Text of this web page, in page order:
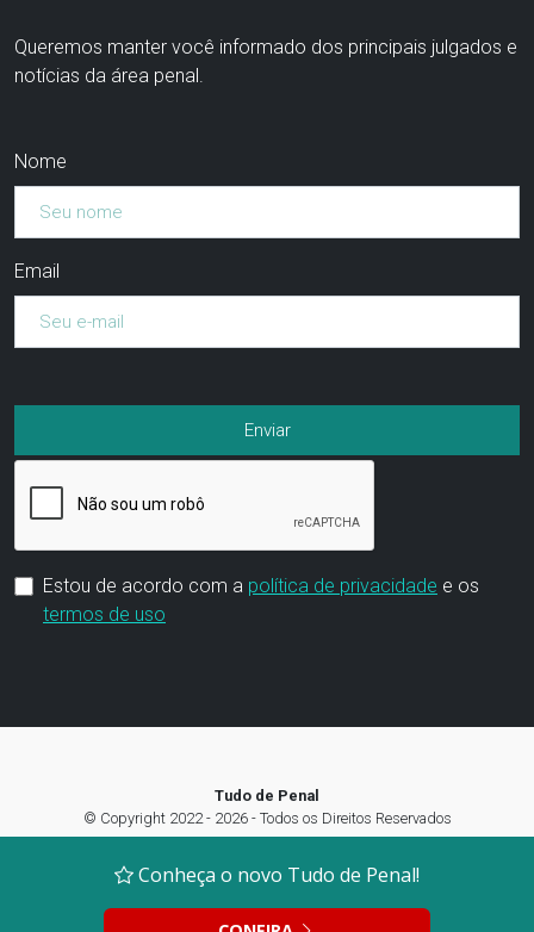
Conheça o novo Tudo de Penal!
Queremos manter você informado dos principais julgados e
notícias da área penal.
Nome
Email
Estou de acordo com a política de privacidade e os
termos de uso
Tudo de Penal
© Copyright 2022 - 2026 - Todos os Direitos Reservados